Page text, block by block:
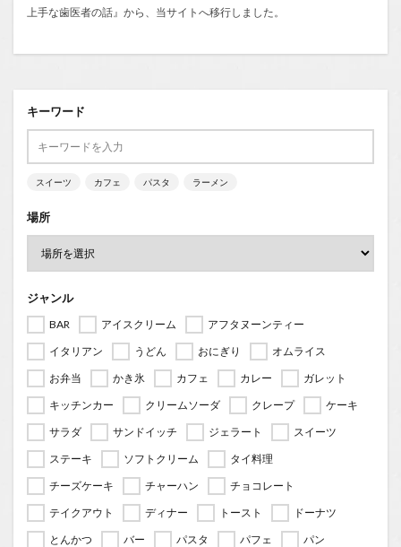
上手な歯医者の話 』から、当サイトへ移行しました。
キーワード
スイーツ カフェ パスタ ラーメン
場所
ジャンル
BAR アイスクリーム
アフタヌーンティー
イタリアン
うどん おにぎり
オムライス
お弁当
かき氷 カフェ カレー
ガレット
キッチンカー
クリームソーダ クレープ
ケーキ
サラダ
サンドイッチ ジェラート
スイーツ
ステーキ
ソフトクリーム
タイ料理
チーズケーキ
チャーハン
チョコレート
テイクアウト
ディナー トースト
ドーナツ
とんかつ
バー パスタ パフェ
パン